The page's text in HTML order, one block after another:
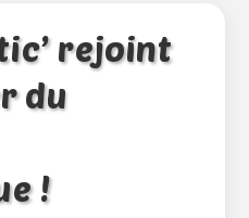
rejoint
du
!